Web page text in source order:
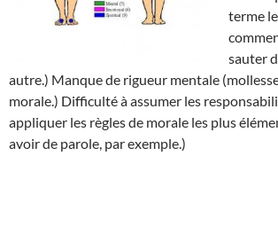
terme
sauter
autre.) Manque de rigueur mentale
morale.) Difficulté à assumer les
appliquer les règles de morale les plus
avoir de parole, par exemple.)